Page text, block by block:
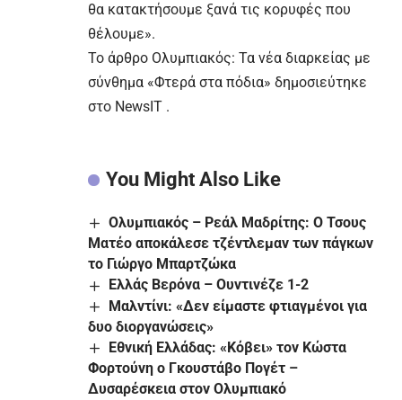
θα κατακτήσουμε ξανά τις κορυφές που
θέλουμε».
To άρθρο Ολυμπιακός: Τα νέα διαρκείας με
σύνθημα «Φτερά στα πόδια» δημοσιεύτηκε
στο NewsIT .
You Might Also Like
Ολυμπιακός – Ρεάλ Μαδρίτης: Ο Τσους
Ματέο αποκάλεσε τζέντλεμαν των πάγκων
το Γιώργο Μπαρτζώκα
Ελλάς Βερόνα – Ουντινέζε 1-2
Μαλντίνι: «Δεν είμαστε φτιαγμένοι για
δυο διοργανώσεις»
Εθνική Ελλάδας: «Κόβει» τον Κώστα
Φορτούνη ο Γκουστάβο Πογέτ –
Δυσαρέσκεια στον Ολυμπιακό